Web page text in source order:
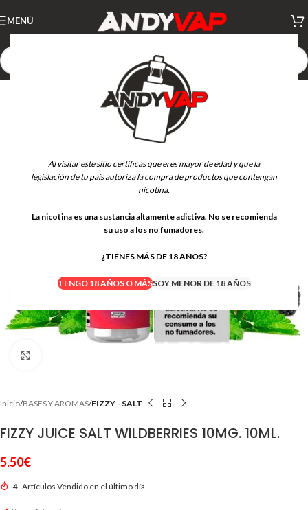
Al visitar este sitio certificas que eres mayor de edad y que la
legislación de tu país autoriza la compra de productos que contengan
nicotina.
La nicotina es una sustancia altamente adictiva. No se recomienda
su uso a los no fumadores.
¿TIENES MÁS DE 18 AÑOS?
TENGO 18 AÑOS O MÁSSOY MENOR DE 18 AÑOS
MENÚ
Inicio BASES Y AROMAS FIZZY - SALT
FIZZY JUICE SALT WILDBERRIES 10MG. 10ML.
5.50€
4 Artículos Vendido en el último día